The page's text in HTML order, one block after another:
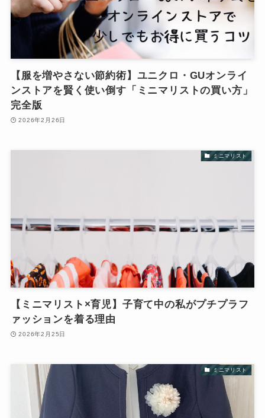
【服を増やさない節約術】ユニクロ・GUオンライ
ンストアを賢く使い倒す「ミニマリストの買い方」
完全版
2026年2月26日
ミニマリスト
【ミニマリスト×育児】子育て中の私がプチプラフ
ァッションを着る理由
2026年2月25日
ミニマリスト